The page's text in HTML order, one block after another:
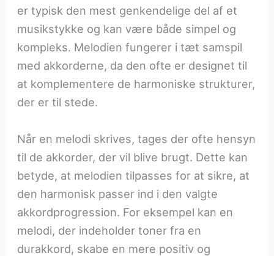
er typisk den mest genkendelige del af et
musikstykke og kan være både simpel og
kompleks. Melodien fungerer i tæt samspil
med akkorderne, da den ofte er designet til
at komplementere de harmoniske strukturer,
der er til stede.
Når en melodi skrives, tages der ofte hensyn
til de akkorder, der vil blive brugt. Dette kan
betyde, at melodien tilpasses for at sikre, at
den harmonisk passer ind i den valgte
akkordprogression. For eksempel kan en
melodi, der indeholder toner fra en
durakkord, skabe en mere positiv og